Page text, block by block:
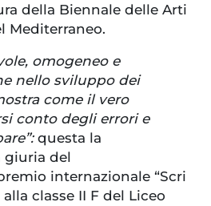
della Biennale delle Arti
Mediterraneo.
omogeneo e
nello sviluppo dei
come il vero
conto degli errori e
questa la
giuria del
internazionale “Scri
classe II F del Liceo